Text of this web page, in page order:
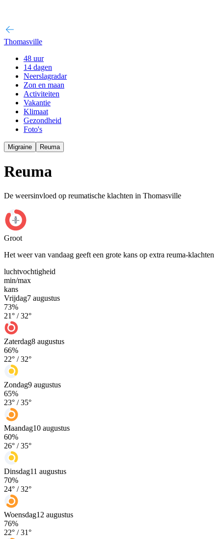
Thomasville
48 uur
14 dagen
Neerslagradar
Zon en maan
Activiteiten
Vakantie
Klimaat
Gezondheid
Foto's
Migraine Reuma
Reuma
De weersinvloed op reumatische klachten in Thomasville
Groot
Het weer van vandaag geeft een grote kans op extra reuma-klachten
luchtvochtigheid
min/max
kans
Vrijdag7 augustus
73%
21° /32°
Zaterdag8 augustus
66%
22° /32°
Zondag9 augustus
65%
23° /35°
Maandag10 augustus
60%
26° /35°
Dinsdag11 augustus
70%
24° /32°
Woensdag12 augustus
76%
22° /31°